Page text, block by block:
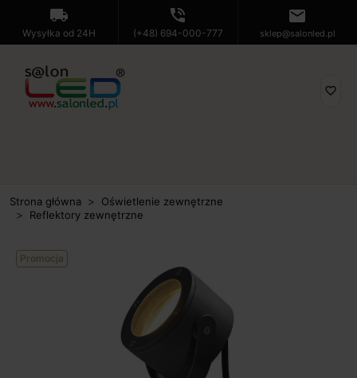
local_shipping
Wysyłka od 24H
phone_in_talk
(+48) 694-000-777
mail
sklep@salonled.pl
favorite_border
Strona główna
Oświetlenie zewnętrzne
Reflektory zewnętrzne
Promocja